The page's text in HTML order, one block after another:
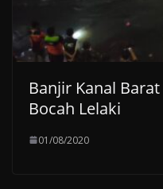
Banjir Kanal
Bocah Lelaki
01/08/2020